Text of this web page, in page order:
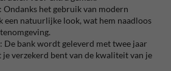
Ondanks het gebruik van modern
een natuurlijke look, wat hem naadloos
De bank wordt geleverd met twee jaar
verzekerd bent van de kwaliteit van je